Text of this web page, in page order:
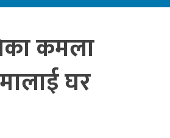
कमला
घर